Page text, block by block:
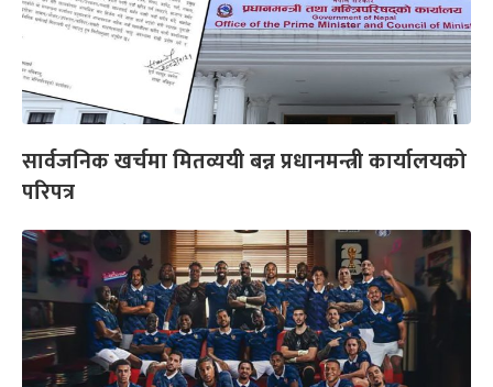
सार्वजनिक खर्चमा मितव्ययी बन्न प्रधानमन्त्री कार्यालयको
परिपत्र